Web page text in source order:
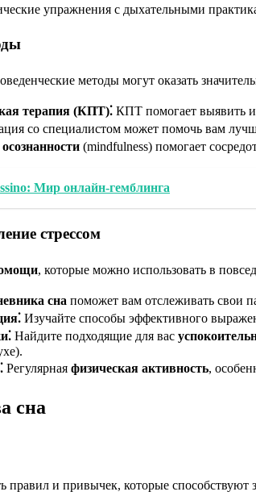
упражнения с дыхательными
методы могут оказать
терапия (КПТ)⁚ КПТ помогает выявить
со специалистом может помочь вам
осознанности (mindfulness) помогает
Мир онлайн-гемблинга
стрессом
, которые можно использовать в
сна поможет вам отслеживать свои
Изучайте способы эффективного
Найдите подходящие для вас
Регулярная физическая активность,
сна
правил и привычек, которые способствуют